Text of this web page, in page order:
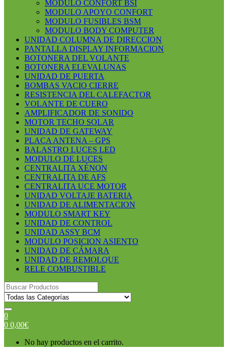
MODULO CONFORT BSI
MODULO APOYO CONFORT
MODULO FUSIBLES BSM
MODULO BODY COMPUTER
UNIDAD COLUMNA DE DIRECCION
PANTALLA DISPLAY INFORMACION
BOTONERA DEL VOLANTE
BOTONERA ELEVALUNAS
UNIDAD DE PUERTA
BOMBAS VACIO CIERRE
RESISTENCIA DEL CALEFACTOR
VOLANTE DE CUERO
AMPLIFICADOR DE SONIDO
MOTOR TECHO SOLAR
UNIDAD DE GATEWAY
PLACA ANTENA – GPS
BALASTRO LUCES LED
MODULO DE LUCES
CENTRALITA XÉNON
CENTRALITA DE AFS
CENTRALITA UCE MOTOR
UNIDAD VOLTAJE BATERIA
UNIDAD DE ALIMENTACION
MODULO SMART KEY
UNIDAD DE CONTROL
UNIDAD ASSY BCM
MODULO POSICION ASIENTO
UNIDAD DE CÁMARA
UNIDAD DE REMOLQUE
RELE COMBUSTIBLE
Search
for:
0
0 0,00€
No hay productos en el carrito.